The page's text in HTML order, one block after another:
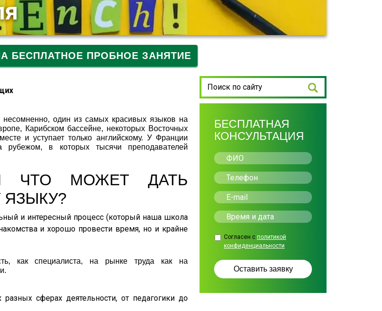
БЕСПЛАТНОЕ ПРОБНОЕ ЗАНЯТИЕ
один из самых красивых языков на
Карибском бассейне, некоторых Восточных
и уступает только английскому. У Франции
рубежом, в которых тысячи преподавателей
ЧТО МОЖЕТ ДАТЬ
и интересный процесс (который наша школа
и хорошо провести время, но и крайне
как специалиста, на рынке труда как на
сферах деятельности, от педагогики до
БЕСПЛАТНАЯ
КОНСУЛЬТАЦИЯ
Согласен с политикой
конфиденциальности